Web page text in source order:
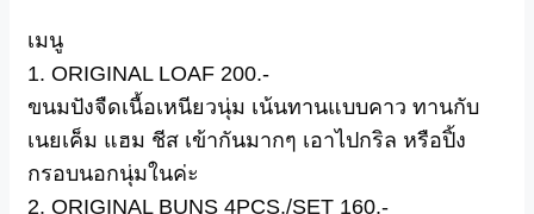
เมนู
1. ORIGINAL LOAF 200.-
ขนมปังจืดเนื้อเหนียวนุ่ม เน้นทานแบบคาว ทานกับ
เนยเค็ม แฮม ชีส เข้ากันมากๆ เอาไปกริล หรือปิ้ง
กรอบนอกนุ่มในค่ะ
2. ORIGINAL BUNS 4PCS./SET 160.-